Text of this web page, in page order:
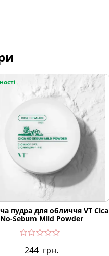
пудра для обличчя VT Cica
No-Sebum Mild Powder
244 грн.